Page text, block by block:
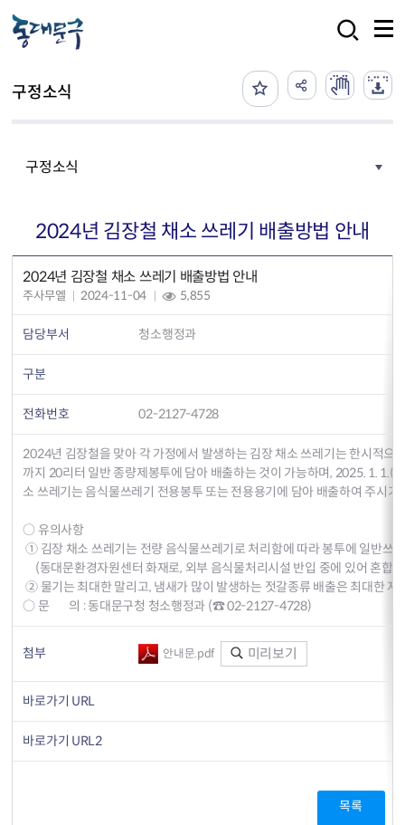
구정소식
구정소식
2024년 김장철 채소 쓰레기 배출방법 안내
2024년 김장철 채소 쓰레기 배출방법 안내
주사무엘 2024-11-04 5,855
담당부서 청소행정과
구분
전화번호 02-2127-4728
2024년 김장철을 맞아 각 가정에서 발생하는 김장 채소 쓰레기는 한시적으
까지 20리터 일반 종량제봉투에 담아 배출하는 것이 가능하며, 2025. 1. 1.(
소 쓰레기는 음식물쓰레기 전용봉투 또는 전용용기에 담아 배출하여 주시기
○ 유의사항
① 김장 채소 쓰레기는 전량 음식물쓰레기로 처리함에 따라 봉투에 일반쓰
(동대문환경자원센터 화재로, 외부 음식물처리시설 반입 중에 있어 혼합
② 물기는 최대한 말리고, 냄새가 많이 발생하는 젓갈종류 배출은 최대한 자
○ 문 의 : 동대문구청 청소행정과 (☎ 02-2127-4728)
첨부 안내문.pdf 미리보기
바로가기 URL
바로가기 URL2
목록